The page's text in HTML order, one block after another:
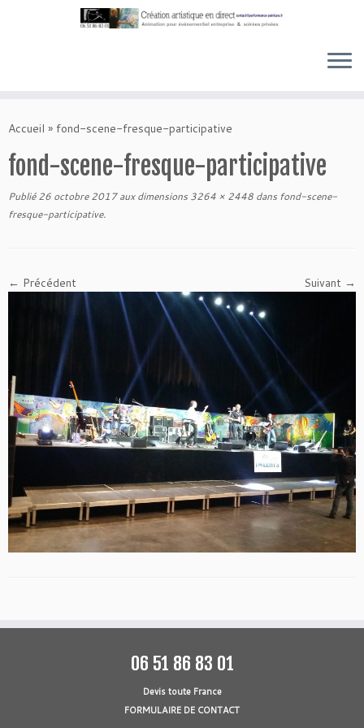
toAccueil » fond-scene-fresque-participative
fond-scene-fresque-participative
Publié 26 octobre 2017aux dimensions 3264 × 2448 dans fond-scene-
fresque-participative.
← Précédent Suivant →
06 51 86 83 01
Devis toute France
FORMULAIRE DE CONTACT